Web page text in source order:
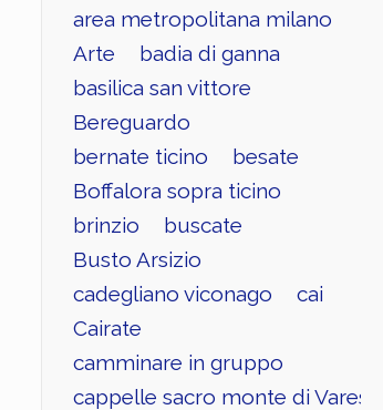
area metropolitana milano
Arte
badia di ganna
basilica san vittore
Bereguardo
bernate ticino
besate
Boffalora sopra ticino
brinzio
buscate
Busto Arsizio
cadegliano viconago
cai
Cairate
camminare in gruppo
cappelle sacro monte di Varese